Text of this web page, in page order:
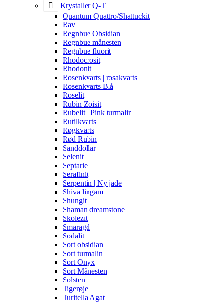
Krystaller Q-T
Quantum Quattro/Shattuckit
Rav
Regnbue Obsidian
Regnbue månesten
Regnbue fluorit
Rhodocrosit
Rhodonit
Rosenkvarts | rosakvarts
Rosenkvarts Blå
Roselit
Rubin Zoisit
Rubelit | Pink turmalin
Rutilkvarts
Røgkvarts
Rød Rubin
Sanddollar
Selenit
Septarie
Serafinit
Serpentin | Ny jade
Shiva lingam
Shungit
Shaman dreamstone
Skolezit
Smaragd
Sodalit
Sort obsidian
Sort turmalin
Sort Onyx
Sort Månesten
Solsten
Tigerøje
Turitella Agat